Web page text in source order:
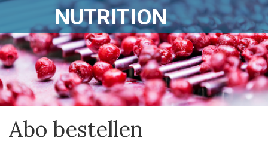
NUTRITION
Abo bestellen